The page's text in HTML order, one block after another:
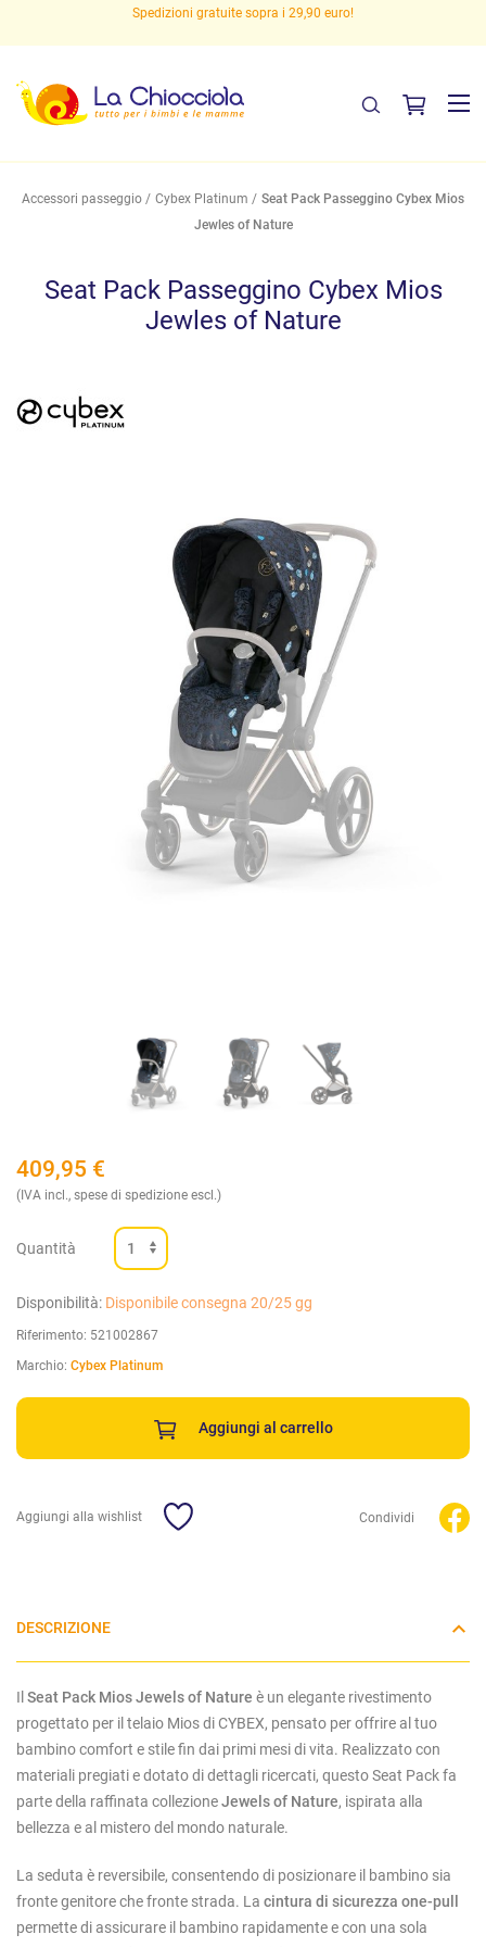
Spedizioni gratuite sopra i 29,90 euro!
Accessori passeggio Cybex Platinum
Seat Pack Passeggino Cybex Mios
Jewles of Nature
Seat Pack Passeggino Cybex Mios
Jewles of Nature
409,95 €
(IVA incl., spese di spedizione escl.)
Quantità
Disponibilità: Disponibile consegna 20/25 gg
Riferimento: 521002867
Marchio: Cybex Platinum
Aggiungi al carrello
Aggiungi alla wishlist Condividi
DESCRIZIONE
Il Seat Pack Mios Jewels of Nature è un elegante rivestimento
progettato per il telaio Mios di CYBEX, pensato per offrire al tuo
bambino comfort e stile fin dai primi mesi di vita. Realizzato con
materiali pregiati e dotato di dettagli ricercati, questo Seat Pack fa
parte della raffinata collezioneJewels of Nature, ispirata alla
bellezza e al mistero del mondo naturale.
La seduta è reversibile, consentendo di posizionare il bambino sia
fronte genitore che fronte strada. La cintura di sicurezza one-pull
permette di assicurare il bambino rapidamente e con una sola